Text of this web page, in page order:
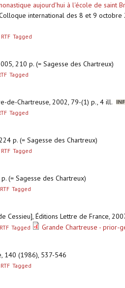
aujourd'hui à l'école de saint
international des 8 et 9
RTF Tagged
210 p. (= Sagesse des Chartreux)
Tagged
de-Chartreuse, 2002, 79-(1) p., 4 ill.
Tagged
p. (= Sagesse des Chartreux)
RTF Tagged
(= Sagesse des Chartreux)
RTF Tagged
Cessieu], Éditions Lettre de France,
RTF Tagged Grande Chartreuse - prior-
140 (1986), 537-546
RTF Tagged